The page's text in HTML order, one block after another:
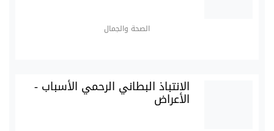
الصحة والجمال
الانتباذ البطاني الرحمي الأسباب -
الأعراض